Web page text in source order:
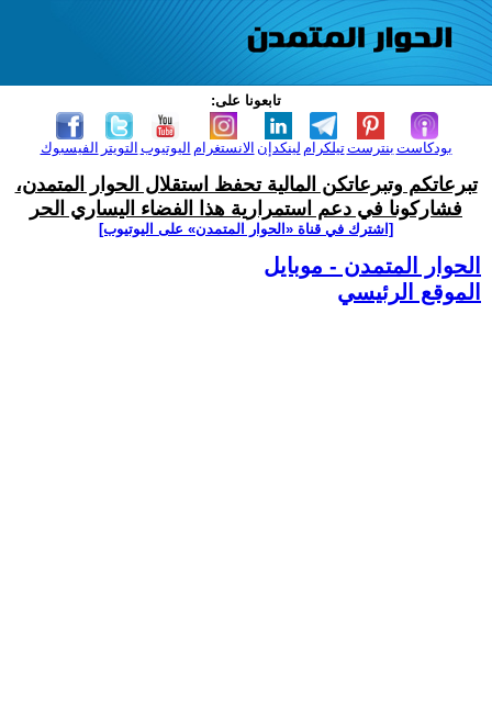
تابعونا على:
الفيسبوك التويتر اليوتيوب الانستغرام لينكدإن تيلكرامبنترست بودكاست
تبرعاتكم وتبرعاتكن المالية تحفظ استقلال الحوار المتمدن،
فشاركونا في دعم استمرارية هذا الفضاء اليساري الحر
[اشترك في قناة ‫«الحوار المتمدن» على اليوتيوب]
الحوار المتمدن - موبايل
الموقع الرئيسي